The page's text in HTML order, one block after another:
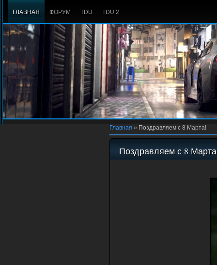
ГЛАВНАЯ ФОРУМ TDU TDU 2
Главная » Поздравляем с 8 Марта!
Поздравляем с 8